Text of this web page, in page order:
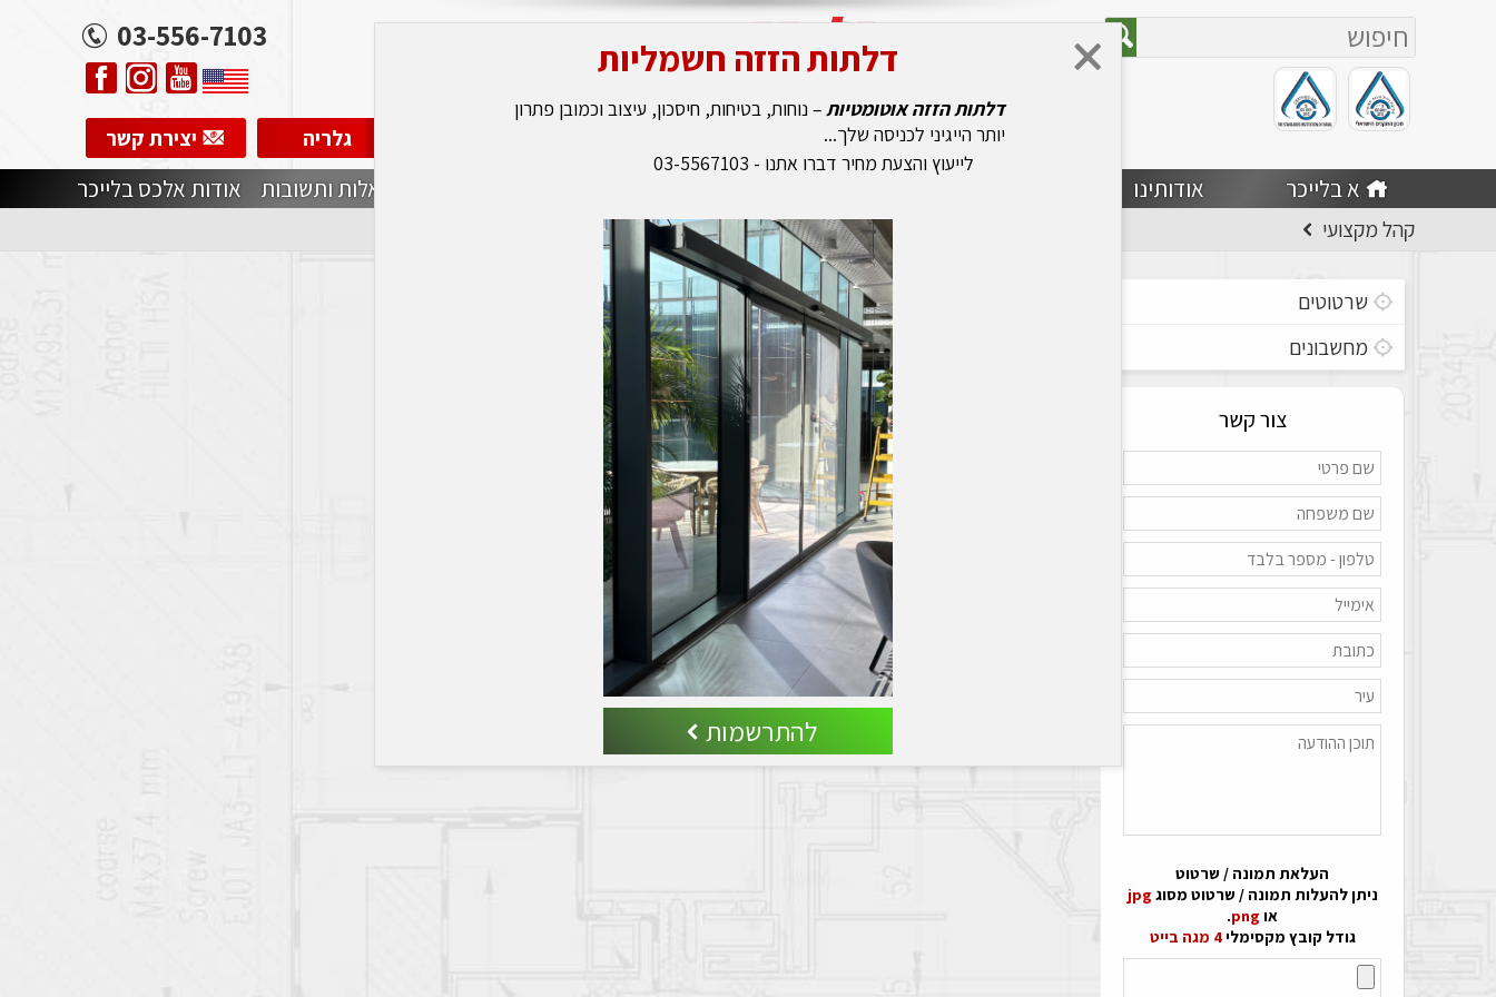
03-556-7103
יצירת קשר גלריה
א בלייכר אודותינו שאלות ותשובות אודות אלכס בלייכר
קהל מקצועי
שרטוטים
מחשבונים
צור קשר
העלאת תמונה / שרטוט
ניתן להעלות תמונה / שרטוט מסוג jpg
או png
.
גודל קובץ מקסימלי4 מגה בייט
שרטוטים מחשבונים
דלתות הזזה חשמליות
דלתות הזזה אוטומטיות– נוחות, בטיחות, חיסכון, עיצוב וכמובן פתרון
יותר הייגיני לכניסה שלך...
לייעוץ והצעת מחיר דברו אתנו - 03-5567103
להתרשמות